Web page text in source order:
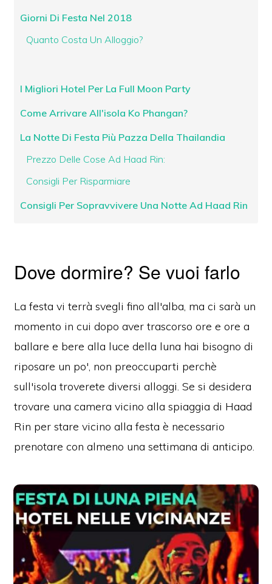
Giorni Di Festa Nel 2018
Quanto Costa Un Alloggio?
I Migliori Hotel Per La Full Moon Party
Come Arrivare All'isola Ko Phangan?
La Notte Di Festa Più Pazza Della Thailandia
Prezzo Delle Cose Ad Haad Rin:
Consigli Per Risparmiare
Consigli Per Sopravvivere Una Notte Ad Haad Rin
Dove dormire? Se vuoi farlo
La festa vi terrà svegli fino all'alba, ma ci sarà un
momento in cui dopo aver trascorso ore e ore a
ballare e bere alla luce della luna hai bisogno di
riposare un po', non preoccuparti perchè
sull'isola troverete diversi alloggi. Se si desidera
trovare una camera vicino alla spiaggia di Haad
Rin per stare vicino alla festa è necessario
prenotare con almeno una settimana di anticipo.